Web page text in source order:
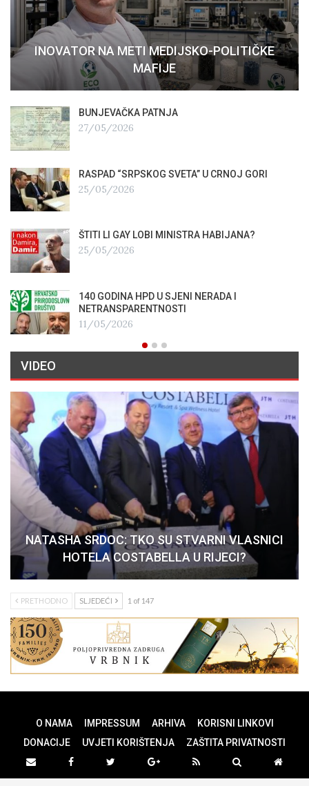
INOVATOR NA METI MEDIJSKO-POLITIČKE
MAFIJE
BUNJEVAČKA PATNJA
27/05/2026
RASPAD “SRPSKOG SVETA” U CRNOJ GORI
25/05/2026
ŠTITI LI GAY LOBI MINISTRA HABIJANA?
25/05/2026
140 GODINA HPD U SJENI NERADA I
NETRANSPARENTNOSTI
11/05/2026
VIDEO
NATASHA SRDOC: TKO SU STVARNI VLASNICI
HOTELA COSTABELLA U RIJECI?
PRETHODNO SLJEDEĆI 1 of 147
O NAMA IMPRESSUM ARHIVA
KORISNI LINKOVI
DONACIJE
UVJETI KORIŠTENJA ZAŠTITA PRIVATNOSTI